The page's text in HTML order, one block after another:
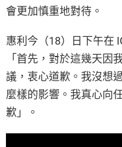
會更加慎重地對待。
惠利今（18）日下午在
「首先，對於這幾天因
議，衷心道歉。我沒想
麼樣的影響。我真心向
歉」。